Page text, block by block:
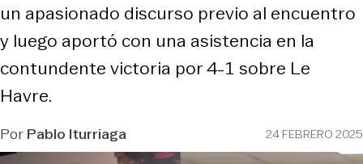
un apasionado discurso previo al encuentro
y luego aportó con una asistencia en la
contundente victoria por 4-1 sobre Le
Havre.
PorPablo Iturriaga 24 FEBRERO 2025